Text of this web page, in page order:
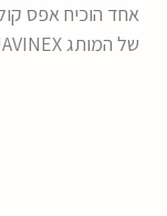
של המותג SUAVINEX.